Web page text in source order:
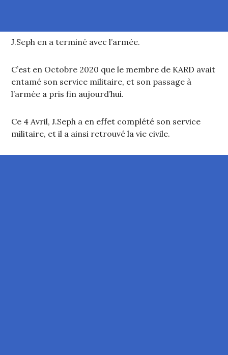
J.Seph en a terminé avec l’armée.
C’est en Octobre 2020 que le membre de KARD avait
entamé son service militaire, et son passage à
l’armée a pris fin aujourd’hui.
Ce 4 Avril, J.Seph a en effet complété son service
militaire, et il a ainsi retrouvé la vie civile.